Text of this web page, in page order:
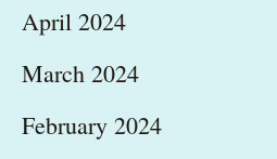
April 2024
March 2024
February 2024